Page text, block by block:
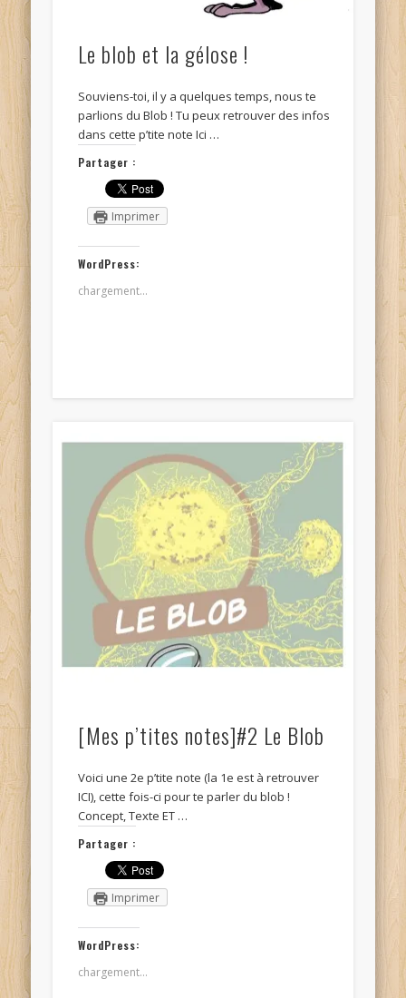
Le blob et la gélose !
Souviens-toi, il y a quelques temps, nous te
parlions du Blob ! Tu peux retrouver des infos
dans cette p’tite note Ici …
Partager :
Imprimer
WordPress:
chargement…
[Mes p’tites notes]#2 Le Blob
Voici une 2e p’tite note (la 1e est à retrouver
ICI), cette fois-ci pour te parler du blob !
Concept, Texte ET …
Partager :
Imprimer
WordPress:
chargement…